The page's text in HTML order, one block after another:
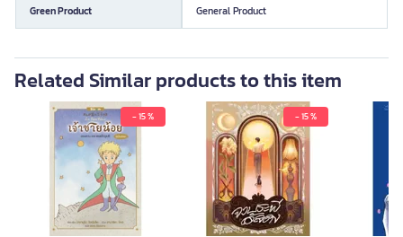
Green Product General Product
Related Similar products to this item
- 15 % - 15 %